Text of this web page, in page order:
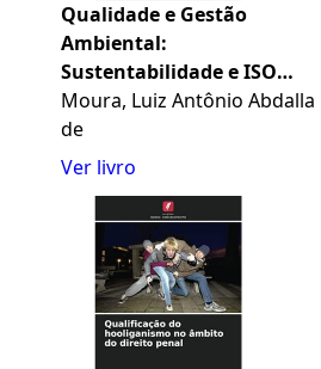
Qualidade e Gestão
Ambiental:
Sustentabilidade e ISO
14001
Moura, Luiz Antônio Abdalla
de
Ver livro